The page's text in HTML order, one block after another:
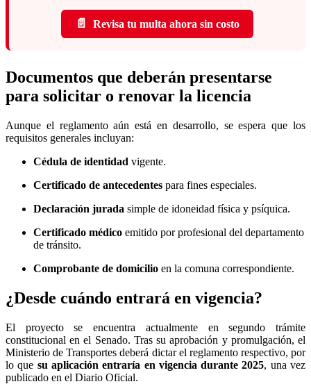
📄 Revisa tu multa ahora sin costo
Documentos que deberán presentarse
para solicitar o renovar la licencia
Aunque el reglamento aún está en desarrollo, se espera que los
requisitos generales incluyan:
Cédula de identidad vigente.
Certificado de antecedentes para fines especiales.
Declaración jurada simple de idoneidad física y psíquica.
Certificado médico emitido por profesional del departamento
de tránsito.
Comprobante de domicilio en la comuna correspondiente.
¿Desde cuándo entrará en vigencia?
El proyecto se encuentra actualmente en segundo trámite
constitucional en el Senado. Tras su aprobación y promulgación, el
Ministerio de Transportes deberá dictar el reglamento respectivo, por
lo que su aplicación entraría en vigencia durante 2025, una vez
publicado en el Diario Oficial.